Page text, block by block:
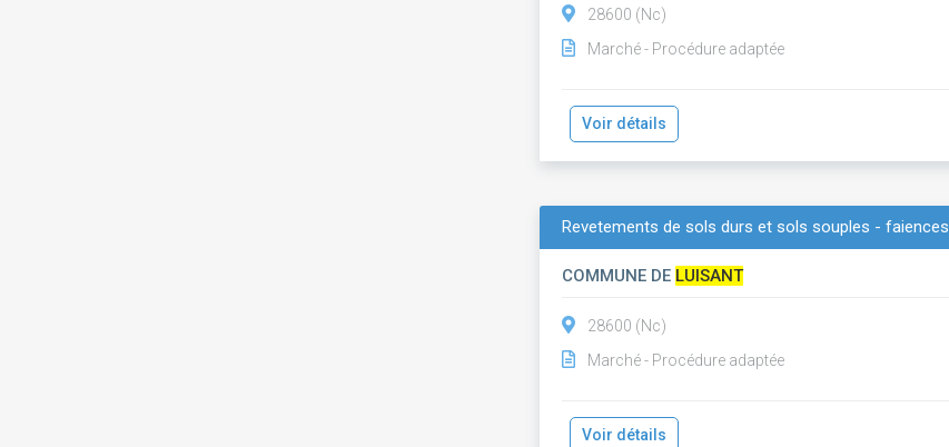
28600 (Nc)
Marché - Procédure adaptée
Voir détails
Revetements de sols durs et sols souples - faiences
COMMUNE DE LUISANT
28600 (Nc)
Marché - Procédure adaptée
Voir détails